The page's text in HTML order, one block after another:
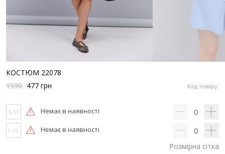
КОСТЮМ 22078
Код товару:
1590 477 грн
S-M Немає в наявності 0
L-XL Немає в наявності 0
Розмірна сітка